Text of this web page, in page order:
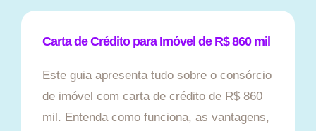
Carta de Crédito para Imóvel de R$ 860 mil
Este guia apresenta tudo sobre o consórcio
de imóvel com carta de crédito de R$ 860
mil. Entenda como funciona, as vantagens,